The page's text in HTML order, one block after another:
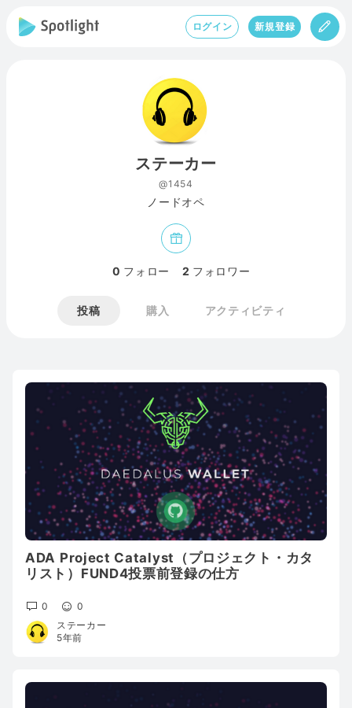
ログイン 新規登録
ステーカー
@1454
ノードオペ
0 フォロー 2 フォロワー
投稿 購入 アクティビティ
ADA Project Catalyst（プロジェクト・カタ
リスト）FUND4投票前登録の仕方
0
0
ステーカー
5年前